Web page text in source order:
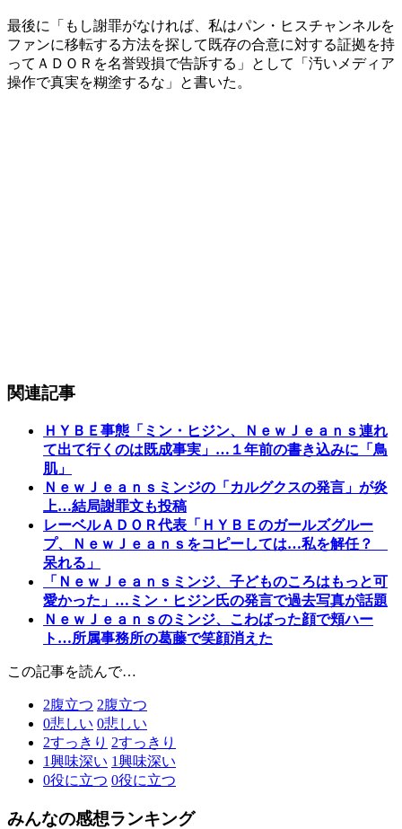
最後に「もし謝罪がなければ、私はパン・ヒスチャンネルを
ファンに移転する方法を探して既存の合意に対する証拠を持
ってＡＤＯＲを名誉毀損で告訴する」として「汚いメディア
操作で真実を糊塗するな」と書いた。
関連記事
ＨＹＢＥ事態「ミン・ヒジン、ＮｅｗＪｅａｎｓ連れ
て出て行くのは既成事実」…１年前の書き込みに「鳥
肌」
ＮｅｗＪｅａｎｓミンジの「カルグクスの発言」が炎
上…結局謝罪文も投稿
レーベルＡＤＯＲ代表「ＨＹＢＥのガールズグルー
プ、ＮｅｗＪｅａｎｓをコピーしては…私を解任？
呆れる」
「ＮｅｗＪｅａｎｓミンジ、子どものころはもっと可
愛かった」…ミン・ヒジン氏の発言で過去写真が話題
ＮｅｗＪｅａｎｓのミンジ、こわばった顔で頬ハー
ト…所属事務所の葛藤で笑顔消えた
この記事を読んで…
2腹立つ 2腹立つ
0悲しい 0悲しい
2すっきり 2すっきり
1興味深い 1興味深い
0役に立つ 0役に立つ
みんなの感想ランキング